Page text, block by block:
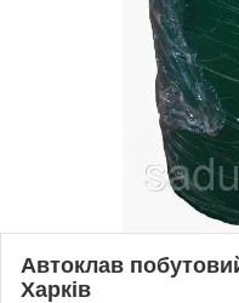
Автоклав
Харків